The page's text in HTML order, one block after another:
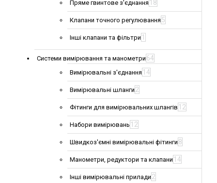
Пряме гвинтове з'єднання 18
Клапани точного регулювання 5
Інші клапани та фільтри 1
Системи вимірювання та манометри 64
Вимірювальні з'єднання 14
Вимірювальні шланги 2
Фітинги для вимірювальних шлангів 12
Набори вимірювань 12
Швидкоз'ємні вимірювальні фітинги 8
Манометри, редуктори та клапани 14
Інші вимірювальні прилади 2